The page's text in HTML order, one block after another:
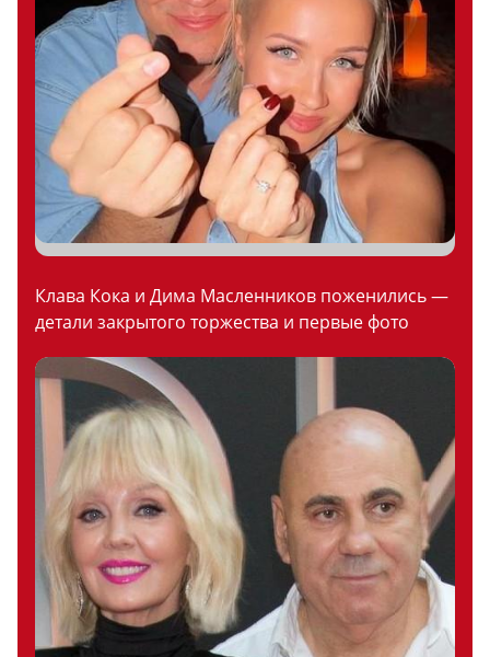
Клава Кока и Дима Масленников поженились —
детали закрытого торжества и первые фото